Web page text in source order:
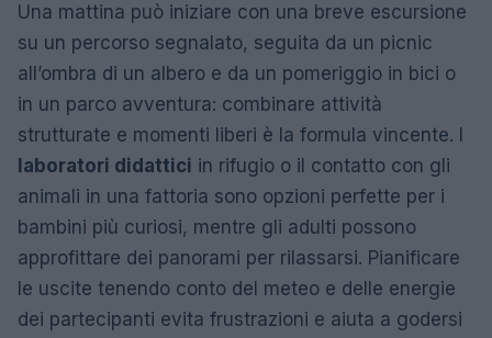
Una mattina può iniziare con una breve escursione
su un percorso segnalato, seguita da un picnic
all’ombra di un albero e da un pomeriggio in bici o
in un parco avventura: combinare attività
strutturate e momenti liberi è la formula vincente. I
laboratori didattici in rifugio o il contatto con gli
animali in una fattoria sono opzioni perfette per i
bambini più curiosi, mentre gli adulti possono
approfittare dei panorami per rilassarsi. Pianificare
le uscite tenendo conto del meteo e delle energie
dei partecipanti evita frustrazioni e aiuta a godersi